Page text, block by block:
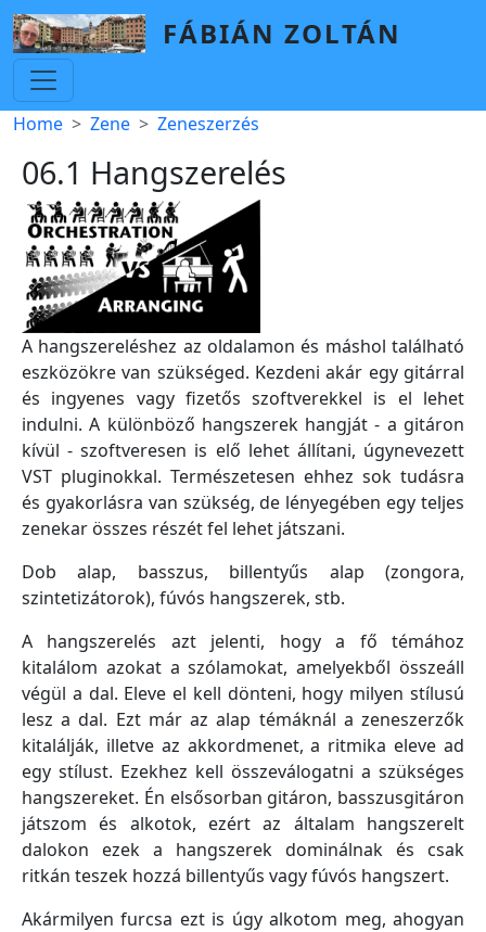
Skip to main content
FÁBIÁN ZOLTÁN
Breadcrumb
Home Zene Zeneszerzés
06.1 Hangszerelés
A hangszereléshez az oldalamon és máshol található
eszközökre van szükséged. Kezdeni akár egy gitárral
és ingyenes vagy fizetős szoftverekkel is el lehet
indulni. A különböző hangszerek hangját - a gitáron
kívül - szoftveresen is elő lehet állítani, úgynevezett
VST pluginokkal. Természetesen ehhez sok tudásra
és gyakorlásra van szükség, de lényegében egy teljes
zenekar összes részét fel lehet játszani.
Dob alap, basszus, billentyűs alap (zongora,
szintetizátorok), fúvós hangszerek, stb.
A hangszerelés azt jelenti, hogy a fő témához
kitalálom azokat a szólamokat, amelyekből összeáll
végül a dal. Eleve el kell dönteni, hogy milyen stílusú
lesz a dal. Ezt már az alap témáknál a zeneszerzők
kitalálják, illetve az akkordmenet, a ritmika eleve ad
egy stílust. Ezekhez kell összeválogatni a szükséges
hangszereket. Én elsősorban gitáron, basszusgitáron
játszom és alkotok, ezért az általam hangszerelt
dalokon ezek a hangszerek dominálnak és csak
ritkán teszek hozzá billentyűs vagy fúvós hangszert.
Akármilyen furcsa ezt is úgy alkotom meg, ahogyan